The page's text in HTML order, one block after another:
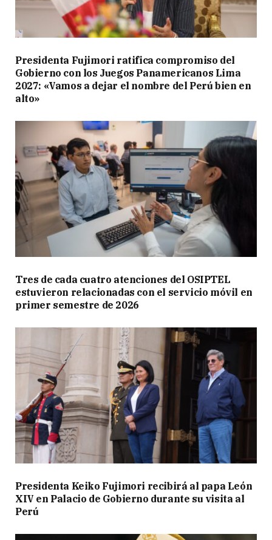
Presidenta Fujimori ratifica compromiso del
Gobierno con los Juegos Panamericanos Lima
2027: «Vamos a dejar el nombre del Perú bien en
alto»
Tres de cada cuatro atenciones del OSIPTEL
estuvieron relacionadas con el servicio móvil en
primer semestre de 2026
Presidenta Keiko Fujimori recibirá al papa León
XIV en Palacio de Gobierno durante su visita al
Perú